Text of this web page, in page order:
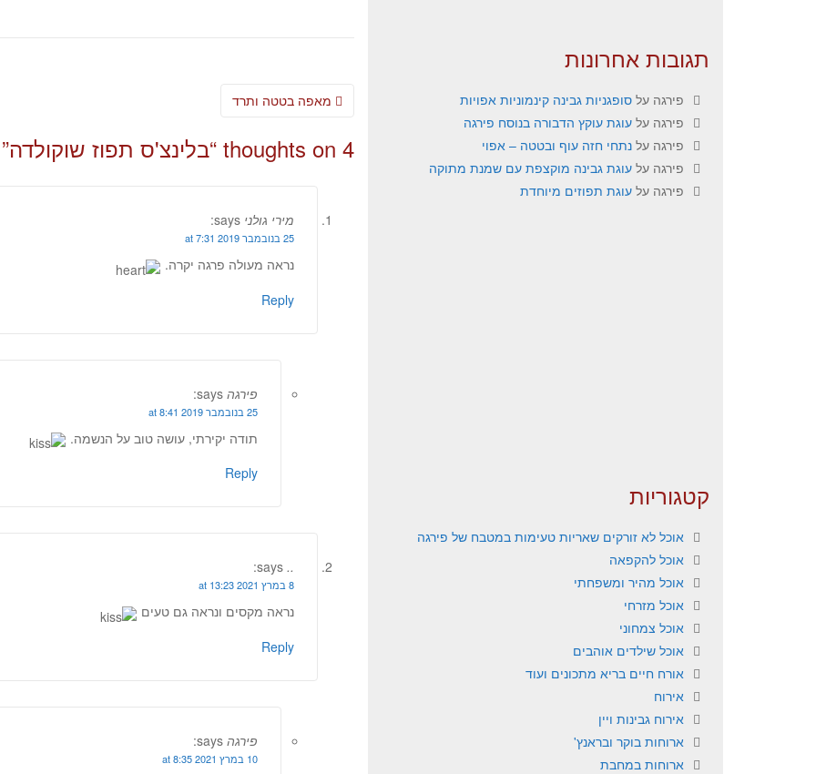
4 thoughts on “ בלינצ'ס תפוז שוקולדה”
מירי גולני says:
25 בנובמבר 2019 at 7:31
נראה מעולה פרגה יקרה.
Reply
פירגה says:
25 בנובמבר 2019 at 8:41
תודה יקירתי, עושה טוב על הנשמה.
Reply
..
says:
8 במרץ 2021 at 13:23
נראה מקסים ונראה גם טעים
Reply
פירגה says:
10 במרץ 2021 at 8:35
תגובות אחרונות
פירגה על סופגניות גבינה קינמוניות אפויות
פירגה על עוגת עוקץ הדבורה בנוסח פירגה
פירגה על נתחי חזה עוף ובטטה – אפוי
פירגה על עוגת גבינה מוקצפת עם שמנת מתוקה
פירגה על עוגת תפוזים מיוחדת
קטגוריות
אוכל לא זורקים שאריות טעימות במטבח של פירגה
אוכל להקפאה
אוכל מהיר ומשפחתי
אוכל מזרחי
אוכל צמחוני
אוכל שילדים אוהבים
אורח חיים בריא מתכונים ועוד
אירוח
אירוח גבינות ויין
ארוחות בוקר ובראנץ'
ארוחות במחבת